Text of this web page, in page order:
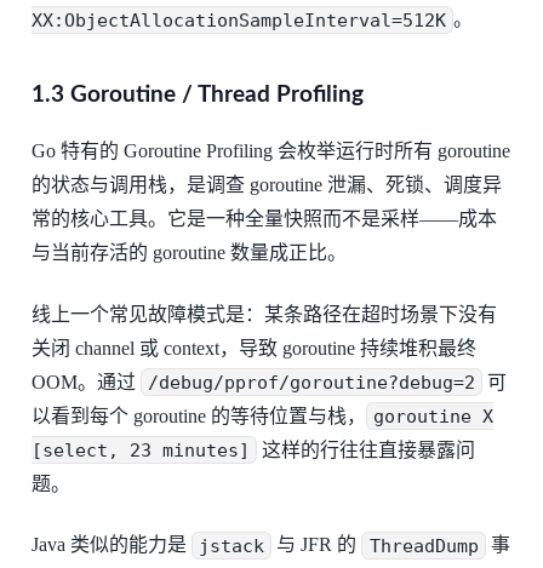
XX:ObjectAllocationSampleInterval=512K 。
1.3 Goroutine / Thread Profiling
Go 特有的 Goroutine Profiling 会枚举运行时所有 goroutine
的状态与调用栈，是调查 goroutine 泄漏、死锁、调度异
常的核心工具。它是一种全量快照而不是采样——成本
与当前存活的 goroutine 数量成正比。
线上一个常见故障模式是：某条路径在超时场景下没有
关闭 channel 或 context，导致 goroutine 持续堆积最终
OOM。通过
/debug/pprof/goroutine?debug=2
可
以看到每个 goroutine 的等待位置与栈，
goroutine X
[select, 23 minutes]
这样的行往往直接暴露问
题。
Java 类似的能力是 jstack 与 JFR 的 ThreadDump 事